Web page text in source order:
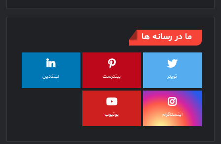
ما در رسانه ها
تویتر پینترست لینکدین
اینستاگرام یوتیوب